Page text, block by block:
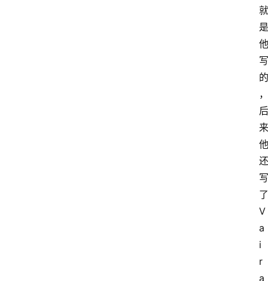
就
是
他
写
的
，
后
来
他
还
写
了
V
a
i
r
a